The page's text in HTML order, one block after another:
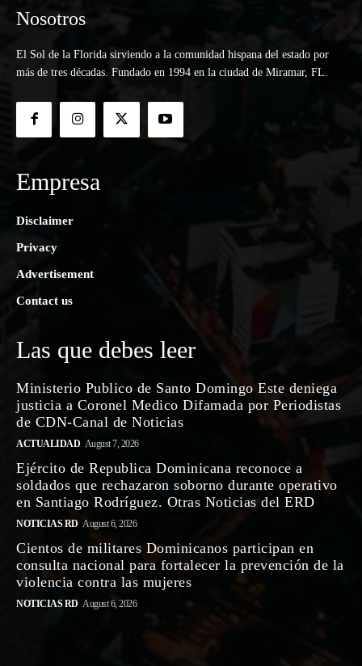
Nosotros
El Sol de la Florida sirviendo a la comunidad hispana del estado por
más de tres décadas. Fundado en 1994 en la ciudad de Miramar, FL.
Empresa
Disclaimer
Privacy
Advertisement
Contact us
Las que debes leer
Ministerio Publico de Santo Domingo Este deniega
justicia a Coronel Medico Difamada por Periodistas
de CDN-Canal de Noticias
ACTUALIDAD August 7, 2026
Ejército de Republica Dominicana reconoce a
soldados que rechazaron soborno durante operativo
en Santiago Rodríguez. Otras Noticias del ERD
NOTICIAS RD August 6, 2026
Cientos de militares Dominicanos participan en
consulta nacional para fortalecer la prevención de la
violencia contra las mujeres
NOTICIAS RD August 6, 2026